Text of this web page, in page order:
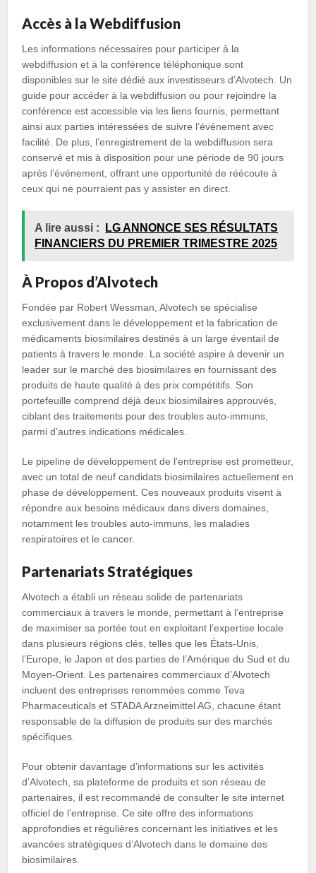
Accès à la Webdiffusion
Les informations nécessaires pour participer à la
webdiffusion et à la conférence téléphonique sont
disponibles sur le site dédié aux investisseurs d’Alvotech. Un
guide pour accéder à la webdiffusion ou pour rejoindre la
conférence est accessible via les liens fournis, permettant
ainsi aux parties intéressées de suivre l’événement avec
facilité. De plus, l’enregistrement de la webdiffusion sera
conservé et mis à disposition pour une période de 90 jours
après l’événement, offrant une opportunité de réécoute à
ceux qui ne pourraient pas y assister en direct.
A lire aussi :
LG ANNONCE SES RÉSULTATS
FINANCIERS DU PREMIER TRIMESTRE 2025
À Propos d’Alvotech
Fondée par Robert Wessman, Alvotech se spécialise
exclusivement dans le développement et la fabrication de
médicaments biosimilaires destinés à un large éventail de
patients à travers le monde. La société aspire à devenir un
leader sur le marché des biosimilaires en fournissant des
produits de haute qualité à des prix compétitifs. Son
portefeuille comprend déjà deux biosimilaires approuvés,
ciblant des traitements pour des troubles auto-immuns,
parmi d’autres indications médicales.
Le pipeline de développement de l’entreprise est prometteur,
avec un total de neuf candidats biosimilaires actuellement en
phase de développement. Ces nouveaux produits visent à
répondre aux besoins médicaux dans divers domaines,
notamment les troubles auto-immuns, les maladies
respiratoires et le cancer.
Partenariats Stratégiques
Alvotech a établi un réseau solide de partenariats
commerciaux à travers le monde, permettant à l’entreprise
de maximiser sa portée tout en exploitant l’expertise locale
dans plusieurs régions clés, telles que les États-Unis,
l’Europe, le Japon et des parties de l’Amérique du Sud et du
Moyen-Orient. Les partenaires commerciaux d’Alvotech
incluent des entreprises renommées comme Teva
Pharmaceuticals et STADA Arzneimittel AG, chacune étant
responsable de la diffusion de produits sur des marchés
spécifiques.
Pour obtenir davantage d’informations sur les activités
d’Alvotech, sa plateforme de produits et son réseau de
partenaires, il est recommandé de consulter le site internet
officiel de l’entreprise. Ce site offre des informations
approfondies et régulières concernant les initiatives et les
avancées stratégiques d’Alvotech dans le domaine des
biosimilaires.